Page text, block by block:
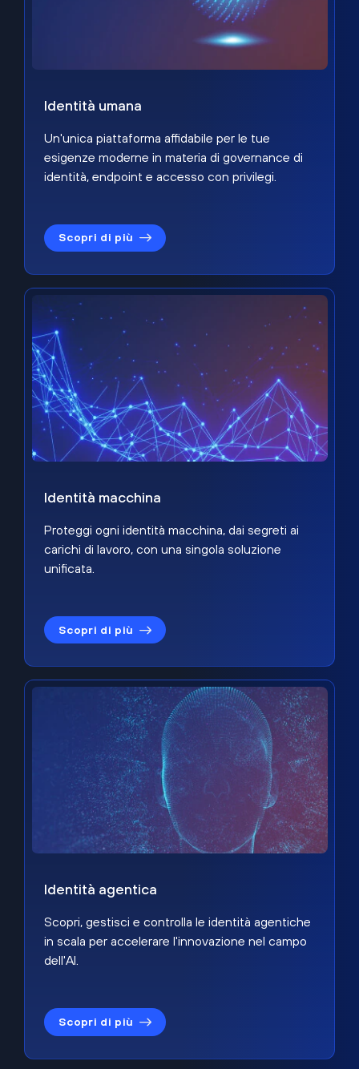
Identità umana
Un'unica piattaforma affidabile per le tue
esigenze moderne in materia di governance di
identità, endpoint e accesso con privilegi.
Scopri di più
Identità macchina
Proteggi ogni identità macchina, dai segreti ai
carichi di lavoro, con una singola soluzione
unificata.
Scopri di più
Identità agentica
Scopri, gestisci e controlla le identità agentiche
in scala per accelerare l'innovazione nel campo
dell'AI.
Scopri di più